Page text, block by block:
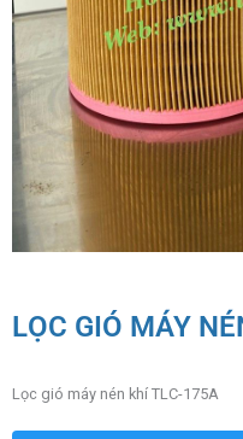
LỌC GIÓ MÁY
Lọc gió máy nén khí TLC-175A